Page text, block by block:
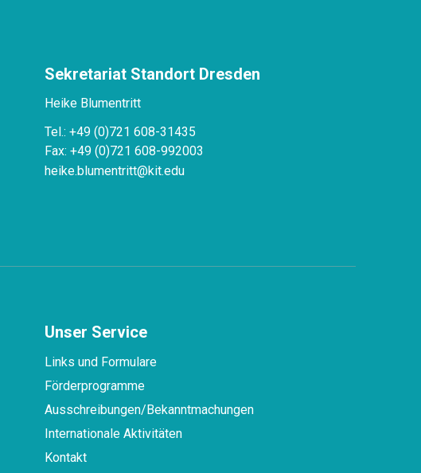
Sekretariat Standort Dresden
Heike Blumentritt
Tel.: +49 (0)721 608-31435
Fax: +49 (0)721 608-992003
heike.blumentritt@kit.edu
Unser Service
Links und Formulare
Förderprogramme
Ausschreibungen/Bekanntmachungen
Internationale Aktivitäten
Kontakt